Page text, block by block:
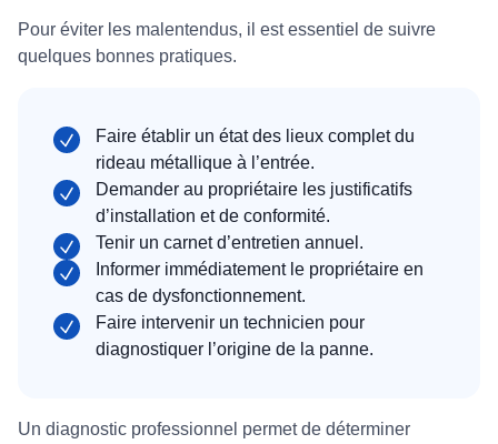
Pour éviter les malentendus, il est essentiel de suivre
quelques bonnes pratiques.
Faire établir un état des lieux complet du
rideau métallique à l’entrée.
Demander au propriétaire les justificatifs
d’installation et de conformité.
Tenir un carnet d’entretien annuel.
Informer immédiatement le propriétaire en
cas de dysfonctionnement.
Faire intervenir un technicien pour
diagnostiquer l’origine de la panne.
Un diagnostic professionnel permet de déterminer